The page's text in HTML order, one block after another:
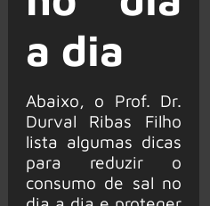
a dia
Abaixo, o Prof. Dr.
Durval Ribas Filho
lista algumas dicas
para reduzir o
consumo de sal no